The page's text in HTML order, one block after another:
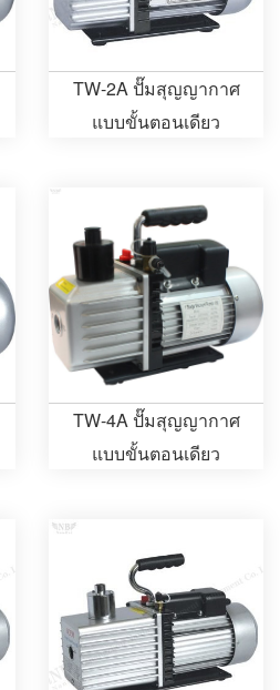
TW-2A ปั๊มสุญญากาศ
แบบขั้นตอนเดียว
TW-4A ปั๊มสุญญากาศ
แบบขั้นตอนเดียว